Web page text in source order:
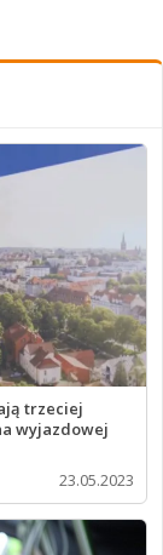
trzeciej
wyjazdowej
23.05.2023